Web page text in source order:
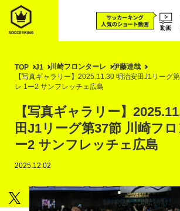
TOP J1 川崎フロンターレ
伊藤達哉
【写真ギャラリー】2025.11.30 明治安田J1リーグ
レ 1ー2 サンフレッチェ広島
【写真ギャラリー】
田J1リーグ第37節 川崎フ
ー2 サンフレッチェ広島
2025.12.02